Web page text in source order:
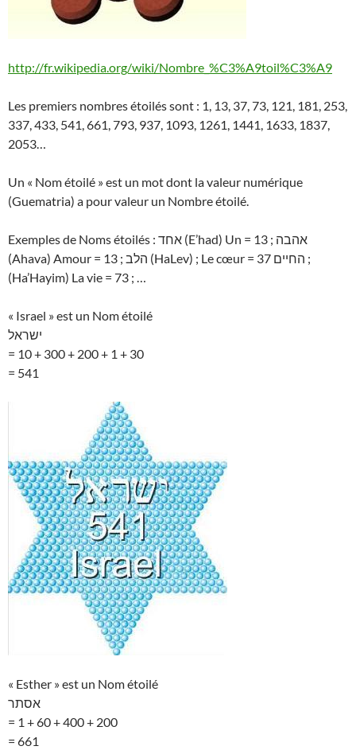
http://fr.wikipedia.org/wiki/Nombre_%C3%A9toil%C3%A9
Les premiers nombres étoilés sont : 1, 13, 37, 73, 121, 181, 253,
337, 433, 541, 661, 793, 937, 1093, 1261, 1441, 1633, 1837,
2053…
Un « Nom étoilé » est un mot dont la valeur numérique
(Guematria) a pour valeur un Nombre étoilé.
Exemples de Noms étoilés : אחד (E’had) Un = 13 ; אהבה
(Ahava) Amour = 13 ; הלב (HaLev) ; Le cœur = 37 החיים ;
(Ha’Hayim) La vie = 73 ; …
« Israel » est un Nom étoilé
ישראל
= 10 + 300 + 200 + 1 + 30
= 541
« Esther » est un Nom étoilé
אסתר
= 1 + 60 + 400 + 200
= 661